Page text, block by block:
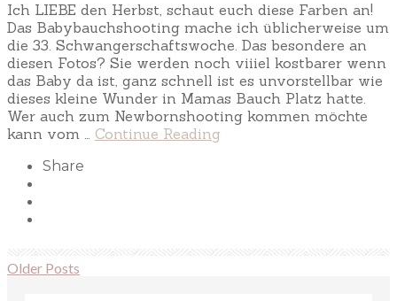
Ich LIEBE den Herbst, schaut euch diese Farben an!
Das Babybauchshooting mache ich üblicherweise um
die 33. Schwangerschaftswoche. Das besondere an
diesen Fotos? Sie werden noch viiiel kostbarer wenn
das Baby da ist, ganz schnell ist es unvorstellbar wie
dieses kleine Wunder in Mamas Bauch Platz hatte.
Wer auch zum Newbornshooting kommen möchte
kann vom … Continue Reading
Share
Older Posts